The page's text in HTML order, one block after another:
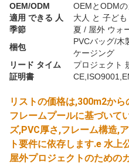
OEM/ODM
OEMとODM
適用 できる 人
大人 と 子ども
季節
夏 / 屋外 ウォ
梱包
PVCバッグ/木
ケージング
リード タイム
プロジェクト
証明書
リストの価格は,300m2か
フレームプールに基づいて
ズ,PVC厚さ,フレーム構造,
ト要件に依存します.e 水上
屋外プロジェクトのための